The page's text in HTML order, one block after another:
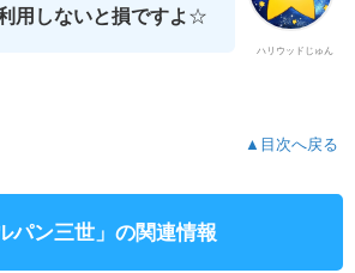
ハリウッドじゅん
用しないと損ですよ ☆
▲目次へ戻る
パン三世」の関連情報